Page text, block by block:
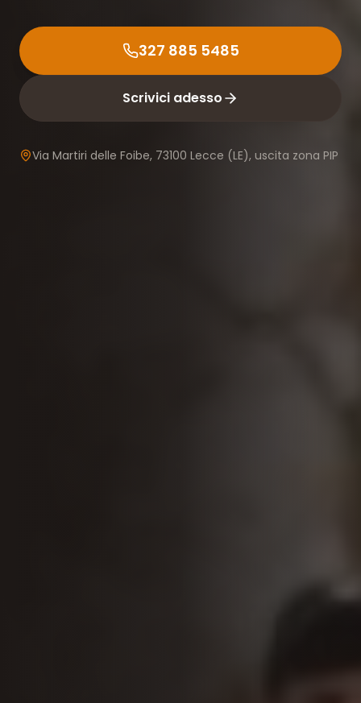
327 885 5485
Scrivici adesso
Via Martiri delle Foibe, 73100 Lecce (LE), uscita zona PIP